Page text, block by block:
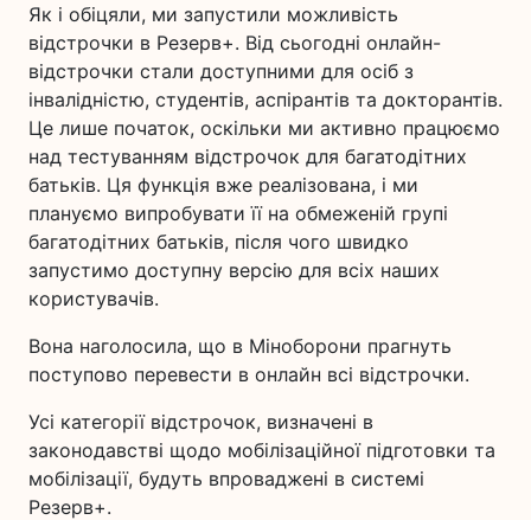
Як і обіцяли, ми запустили можливість
відстрочки в Резерв+. Від сьогодні онлайн-
відстрочки стали доступними для осіб з
інвалідністю, студентів, аспірантів та докторантів.
Це лише початок, оскільки ми активно працюємо
над тестуванням відстрочок для багатодітних
батьків. Ця функція вже реалізована, і ми
плануємо випробувати її на обмеженій групі
багатодітних батьків, після чого швидко
запустимо доступну версію для всіх наших
користувачів.
Вона наголосила, що в Міноборони прагнуть
поступово перевести в онлайн всі відстрочки.
Усі категорії відстрочок, визначені в
законодавстві щодо мобілізаційної підготовки та
мобілізації, будуть впроваджені в системі
Резерв+.